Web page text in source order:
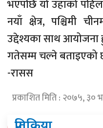
भएपछि यो उहाँको
नयाँ क्षेत्र, पश्चिमी
उद्देश्यका साथ
गतेसम्म चल्ने बताइएको
-रासस
प्रकाशित मिति : २०७५, ३०